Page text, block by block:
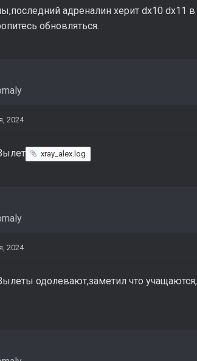
адреналин херит dx10 dx11
обновляться.
2024
xray_alex.log
2024
одолевают,заметил что